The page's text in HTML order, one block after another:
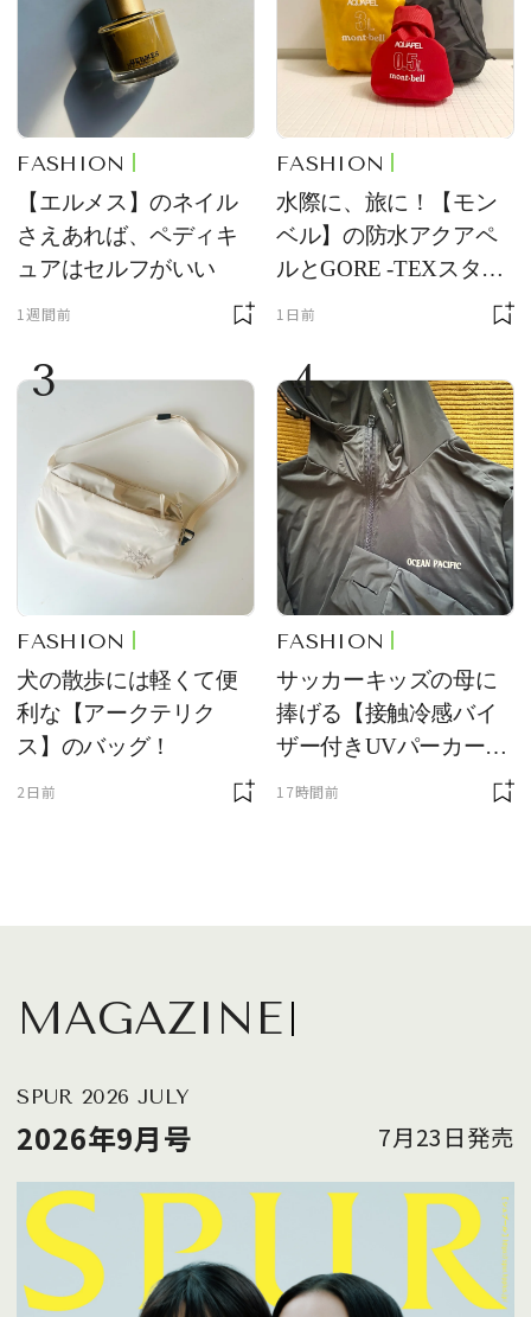
FASHION
【エルメス】のネイル
さえあれば、ペディキ
ュアはセルフがいい
1週間前
FASHION
水際に、旅に！【モン
ベル】の防水アクアペ
ルとGORE -TEXスタッ
フバッグが優秀すぎる
1日前
3
FASHION
犬の散歩には軽くて便
利な【アークテリク
ス】のバッグ！
2日前
4
FASHION
サッカーキッズの母に
捧げる【接触冷感バイ
ザー付きUVパーカー】
17時間前
MAGAZINE
SPUR 2026 JULY
2026年9月号 7月23日発売